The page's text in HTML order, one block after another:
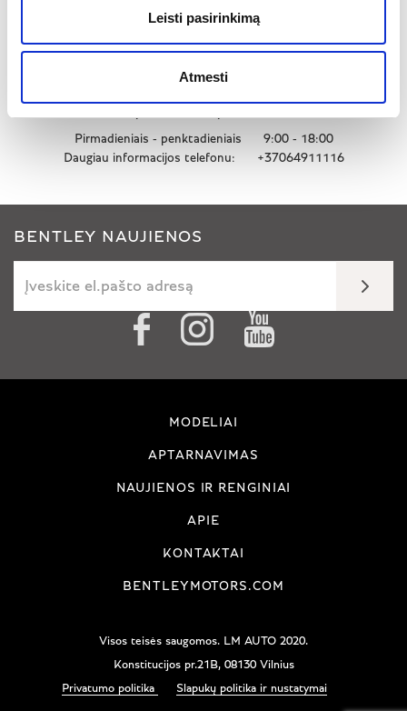
Leisti pasirinkimą
Atmesti
Automobilių pardavimas
Pirmadieniais - penktadieniais
9:00 - 18:00
Daugiau informacijos telefonu:
+37064911116
BENTLEY NAUJIENOS
MODELIAI
APTARNAVIMAS
NAUJIENOS IR RENGINIAI
APIE
KONTAKTAI
BENTLEYMOTORS.COM
Visos teisės saugomos. LM AUTO 2020.
Konstitucijos pr.21B, 08130 Vilnius
Privatumo politika
Slapukų politika ir nustatymai